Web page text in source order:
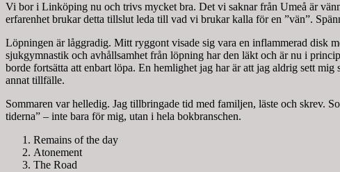
Vi bor i Linköping nu och trivs mycket bra. Det vi saknar från Umeå är
erfarenhet brukar detta tillslut leda till vad vi brukar kalla för en ”vän”.
Löpningen är låggradig. Mitt ryggont visade sig vara en inflammerad disk
sjukgymnastik och avhållsamhet från löpning har den läkt och är nu i
borde fortsätta att enbart löpa. En hemlighet jag har är att jag aldrig sett
annat tillfälle.
Sommaren var helledig. Jag tillbringade tid med familjen, läste och skrev.
tiderna” – inte bara för mig, utan i hela bokbranschen.
Remains of the day
Atonement
The Road